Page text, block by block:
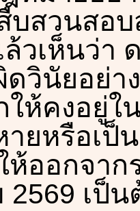
บสวนสอ
วเห็นว่า
ดวินัยอย่า
ห้คงอยู่ใ
ายหรือเป็
ห้ออกจา
เป็น